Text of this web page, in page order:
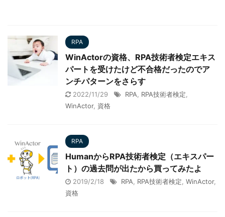
RPA
WinActorの資格、RPA技術者検定エキス
パートを受けたけど不合格だったのでア
ンチパターンをさらす
2022/11/29 RPA RPA技術者検定
WinActor, 資格
RPA
HumanからRPA技術者検定（エキスパー
ト）の過去問が出たから買ってみたよ
2019/2/18 RPA RPA技術者検定 WinActor,
資格